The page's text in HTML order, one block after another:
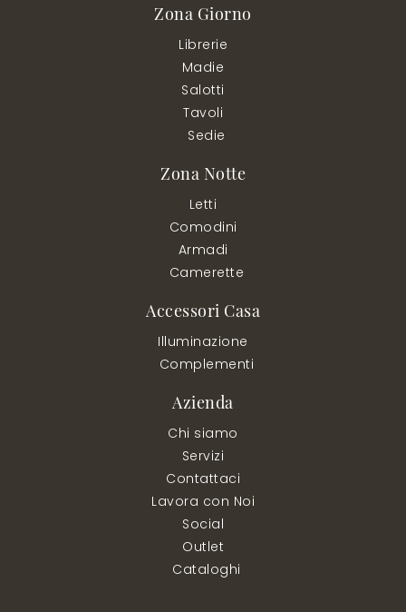
Zona Giorno
Librerie
Madie
Salotti
Tavoli
Sedie
Zona Notte
Letti
Comodini
Armadi
Camerette
Accessori Casa
Illuminazione
Complementi
Azienda
Chi siamo
Servizi
Contattaci
Lavora con Noi
Social
Outlet
Cataloghi